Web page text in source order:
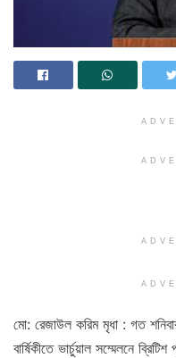
মো: রেজাউল করিম মৃধা : গত
বার্ষিকীতে ভার্চুয়াল সম্মেলনে